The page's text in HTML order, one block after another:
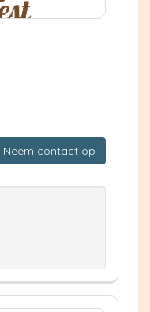
Neem contact op